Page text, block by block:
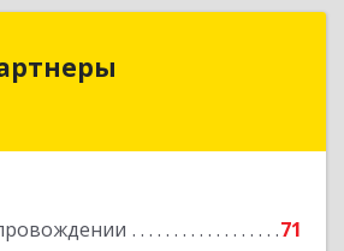
71
Феодосия г, Крымская ул,